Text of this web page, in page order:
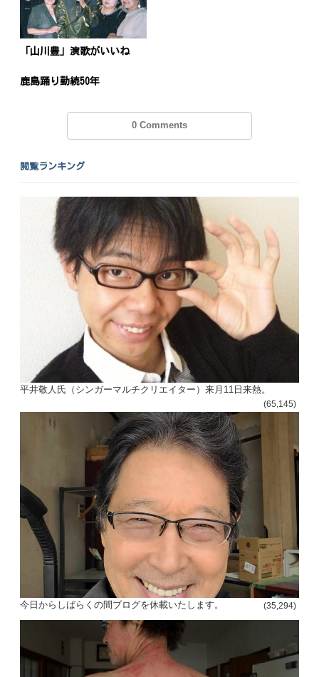
「山川豊」演歌がいいね
鹿島踊り勤続50年
0 Comments
閲覧ランキング
平井敬人氏（シンガーマルチクリエイター）来月11日来熱。
(65,145)
今日からしばらくの間ブログを休載いたします。 (35,294)